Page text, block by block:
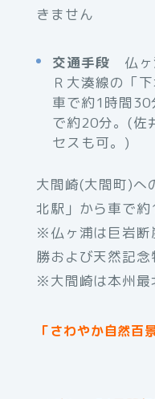
きません
交通手段 仏ヶ
Ｒ大湊線の「
車で約1時間30
で約20分。(佐
セスも可。)
大間崎(大間町)へ
北駅」から車で約
※仏ヶ浦は巨岩断
勝および天然記念
※大間崎は本州最
「さわやか自然百